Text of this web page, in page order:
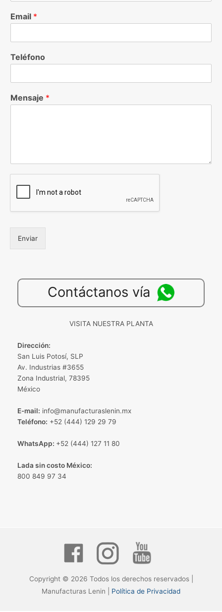
Email *
Teléfono
Mensaje *
Enviar
Contáctanos vía
VISITA NUESTRA PLANTA
Dirección:
San Luis Potosí, SLP
Av. Industrias #3655
Zona Industrial, 78395
México
E-mail: info@manufacturaslenin.mx
Teléfono: +52 (444) 129 29 79
WhatsApp: +52 (444) 127 11 80
Lada sin costo México:
800 849 97 34
Copyright © 2026 Todos los derechos reservados |
Manufacturas Lenin | Política de Privacidad